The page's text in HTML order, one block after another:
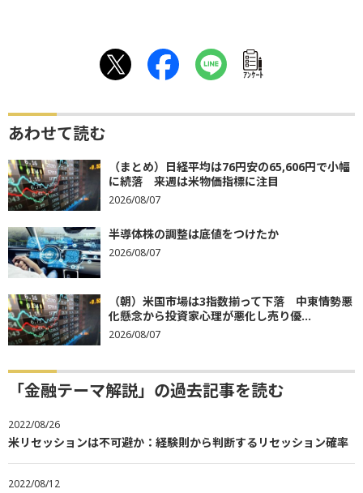
ｱﾝｹｰﾄ
あわせて読む
（まとめ）日経平均は76円安の65,606円で小幅
に続落 来週は米物価指標に注目
2026/08/07
半導体株の調整は底値をつけたか
2026/08/07
（朝）米国市場は3指数揃って下落 中東情勢悪
化懸念から投資家心理が悪化し売り優...
2026/08/07
「金融テーマ解説」の過去記事を読む
2022/08/26
米リセッションは不可避か：経験則から判断するリセッション確率
2022/08/12